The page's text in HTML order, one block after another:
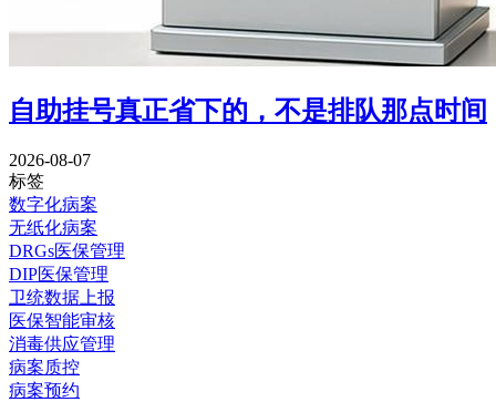
自助挂号真正省下的，不是排队那点时间
2026-08-07
标签
数字化病案
无纸化病案
DRGs医保管理
DIP医保管理
卫统数据上报
医保智能审核
消毒供应管理
病案质控
病案预约